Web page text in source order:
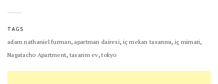
TAGS
adam nathaniel furman, apartman dairesi, iç mekan tasarımı, iç mimari,
Nagatacho Apartment, tasarim ev,tokyo